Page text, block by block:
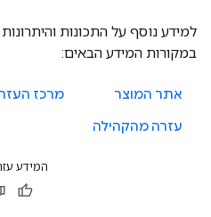
במקורות המידע הבאים:
אתר המוצר
מרכז
עזרה מהקהילה
המידע